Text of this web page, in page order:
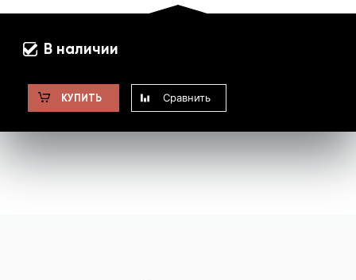
В наличии
КУПИТЬ Сравнить